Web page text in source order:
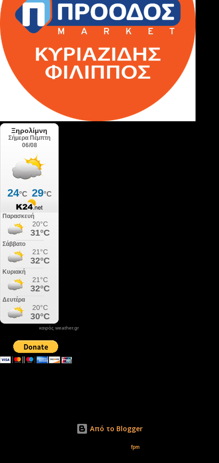
καιρός weather.gr
Από το Blogger
fpm